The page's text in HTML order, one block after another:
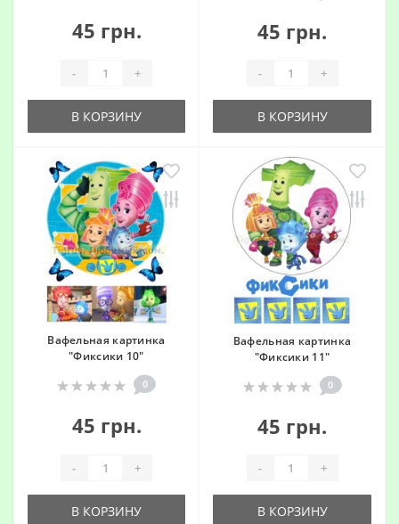
45 грн.
- +
В КОРЗИНУ
45 грн.
- +
В КОРЗИНУ
Вафельная картинка
"Фиксики 10"
0
45 грн.
- +
В КОРЗИНУ
Вафельная картинка
"Фиксики 11"
0
45 грн.
- +
В КОРЗИНУ